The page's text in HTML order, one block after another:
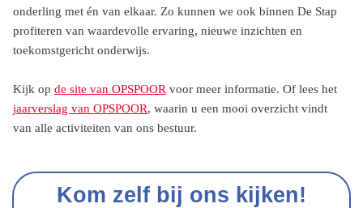
onderling met én van elkaar. Zo kunnen we ook binnen De Stap
profiteren van waardevolle ervaring, nieuwe inzichten en
toekomstgericht onderwijs.
Kijk op de site van OPSPOOR voor meer informatie. Of lees het
jaarverslag van OPSPOOR, waarin u een mooi overzicht vindt
van alle activiteiten van ons bestuur.
Kom zelf bij ons kijken!